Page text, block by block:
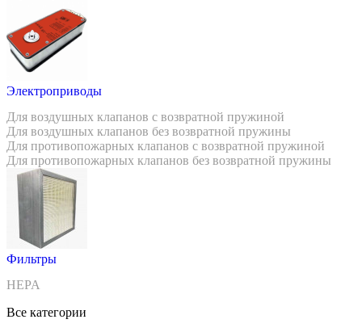
Электроприводы
Для воздушных клапанов с возвратной пружиной
Для воздушных клапанов без возвратной пружины
Для противопожарных клапанов с возвратной пружиной
Для противопожарных клапанов без возвратной пружины
Фильтры
HEPA
Все категории